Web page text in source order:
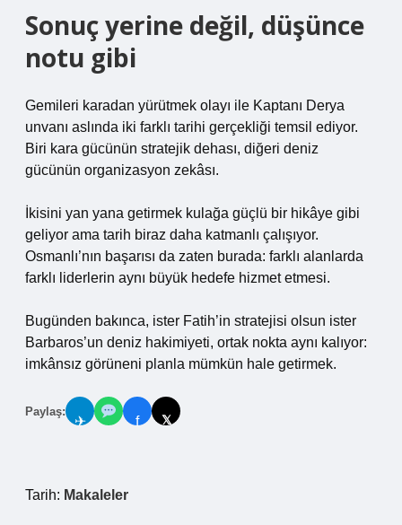
Sonuç yerine değil, düşünce
notu gibi
Gemileri karadan yürütmek olayı ile Kaptanı Derya
unvanı aslında iki farklı tarihi gerçekliği temsil ediyor.
Biri kara gücünün stratejik dehası, diğeri deniz
gücünün organizasyon zekâsı.
İkisini yan yana getirmek kulağa güçlü bir hikâye gibi
geliyor ama tarih biraz daha katmanlı çalışıyor.
Osmanlı’nın başarısı da zaten burada: farklı alanlarda
farklı liderlerin aynı büyük hedefe hizmet etmesi.
Bugünden bakınca, ister Fatih’in stratejisi olsun ister
Barbaros’un deniz hakimiyeti, ortak nokta aynı kalıyor:
imkânsız görüneni planla mümkün hale getirmek.
Paylaş:
✈ f 𝕏
Tarih: Makaleler